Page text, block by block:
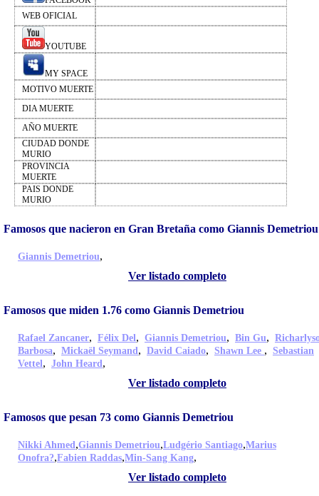
WEB OFICIAL
YOUTUBE
MY SPACE
MOTIVO MUERTE
DIA MUERTE
AÑO MUERTE
CIUDAD DONDE
MURIO
PROVINCIA
MUERTE
PAIS DONDE
MURIO
Famosos que nacieron en Gran Bretaña como Giannis Demetriou
Giannis Demetriou,
Ver listado completo
Famosos que miden 1.76 como Giannis Demetriou
Rafael Zancaner, Félix Del, Giannis Demetriou, Bin Gu,
Barbosa, Mickaël Seymand, David Caiado, Shawn Lee , Sebastian
Vettel, John Heard,
Ver listado completo
Famosos que pesan 73 como Giannis Demetriou
Nikki Ahmed,Giannis Demetriou,Ludgério Santiago,Marius
Onofra?,Fabien Raddas,Min-Sang Kang,
Ver listado completo